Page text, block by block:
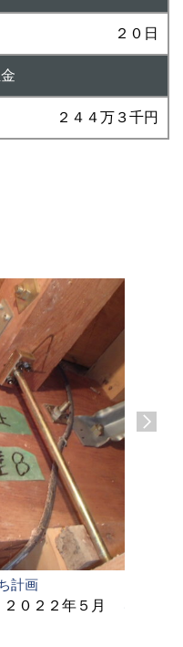
２０日
２４４万３千円
計画
０２２年５月